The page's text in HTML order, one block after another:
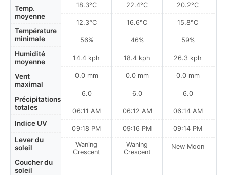
Temp.
moyenne
Température
minimale
Humidité
moyenne
Vent
maximal
Précipitations
totales
Indice UV
Lever du
soleil
Coucher du
soleil
18.3°C
12.3°C
56%
14.4 kph
0.0 mm
6.0
06:11 AM
09:18 PM
Waning
Crescent
22.4°C
16.6°C
46%
18.4 kph
0.0 mm
6.0
06:12 AM
09:16 PM
Waning
Crescent
20.2°C
15.8°C
59%
26.3 kph
0.0 mm
6.0
06:14 AM
09:14 PM
New Moon